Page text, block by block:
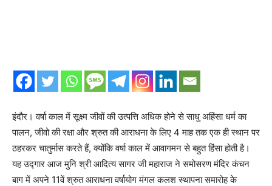
इंदौर। वर्षा काल में सूक्ष्म जीवों की उत्पत्ति अधिक होने से साधु अहिंसा धर्म का
पालन, जीवो की रक्षा और श्रुत की आराधना के लिए 4 माह तक एक ही स्थान पर
ठहरकर चातुर्मास करते हैं, क्योंकि वर्षा काल में आवागमन से बहुत हिंसा होती है।
यह उद्गार आज मुनि श्री आदित्य सागर जी महाराज ने समोसरण मंदिर कंचन
बाग में अपने 11वें श्रुत आराधना वर्षायोग मंगल कलश स्थापना समारोह के